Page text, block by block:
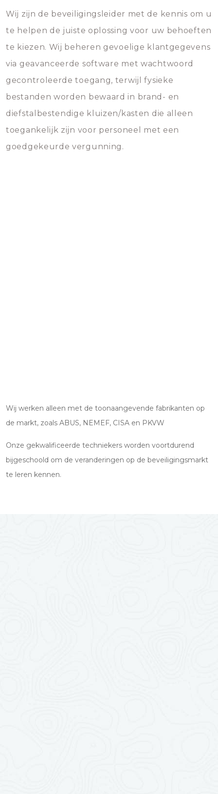
Wij zijn de beveiligingsleider met de kennis om u
te helpen de juiste oplossing voor uw behoeften
te kiezen. Wij beheren gevoelige klantgegevens
via geavanceerde software met wachtwoord
gecontroleerde toegang, terwijl fysieke
bestanden worden bewaard in brand- en
diefstalbestendige kluizen/kasten die alleen
toegankelijk zijn voor personeel met een
goedgekeurde vergunning.
Wij werken alleen met de toonaangevende fabrikanten op
de markt, zoals ABUS, NEMEF, CISA en PKVW
Onze gekwalificeerde techniekers worden voortdurend
bijgeschoold om de veranderingen op de beveiligingsmarkt
te leren kennen.